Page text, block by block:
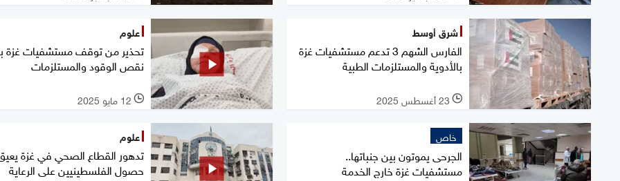
شرق أوسط
الفارس الشهم 3 تدعم مستشفيات غزة
بالأدوية والمستلزمات الطبية
l 23 أغسطس 2025
علوم
تحذير من توقف مستشفيات
نقص الوقود والمستلزمات
l 12 مايو 2025
خاص
الجرحى يموتون بين جنباتها..
مستشفيات غزة خارج الخدمة
علوم
تدهور القطاع الصحي في غزة
حصول الفلسطينيين على الرعاية